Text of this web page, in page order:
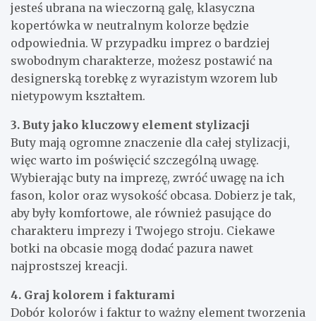
jesteś ubrana na wieczorną galę, klasyczna
kopertówka w neutralnym kolorze będzie
odpowiednia. W przypadku imprez o bardziej
swobodnym charakterze, możesz postawić na
designerską torebkę z wyrazistym wzorem lub
nietypowym kształtem.
3. Buty jako kluczowy element stylizacji
Buty mają ogromne znaczenie dla całej stylizacji,
więc warto im poświęcić szczególną uwagę.
Wybierając buty na imprezę, zwróć uwagę na ich
fason, kolor oraz wysokość obcasa. Dobierz je tak,
aby były komfortowe, ale również pasujące do
charakteru imprezy i Twojego stroju. Ciekawe
botki na obcasie mogą dodać pazura nawet
najprostszej kreacji.
4. Graj kolorem i fakturami
Dobór kolorów i faktur to ważny element tworzenia